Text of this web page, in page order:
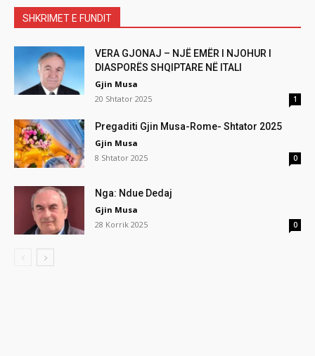
SHKRIMET E FUNDIT
VERA GJONAJ – NJË EMËR I NJOHUR I
DIASPORËS SHQIPTARE NË ITALI
Gjin Musa
20 Shtator 2025
1
Pregaditi Gjin Musa-Rome- Shtator 2025
Gjin Musa
8 Shtator 2025
0
Nga: Ndue Dedaj
Gjin Musa
28 Korrik 2025
0